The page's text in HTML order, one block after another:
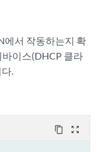
에서 작동하는지 확
이스(DHCP 클라
.
content_copy zoom_out_map